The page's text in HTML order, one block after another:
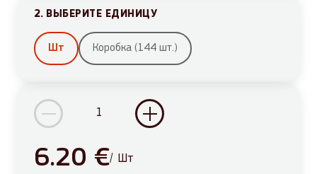
2. ВЫБЕРИТЕ ЕДИНИЦУ
Шт Коробка (144 шт.)
EpoxyFix
510
6.20 €/ Шт